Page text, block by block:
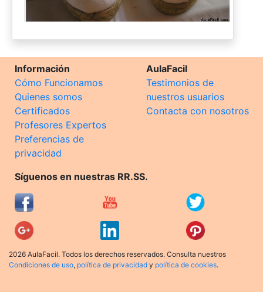
Información
Cómo Funcionamos
Quienes somos
Certificados
Profesores Expertos
Preferencias de
privacidad
AulaFacil
Testimonios de
nuestros usuarios
Contacta con nosotros
Síguenos en nuestras RR.SS.
2026 AulaFacil. Todos los derechos reservados. Consulta nuestros
Condiciones de uso, política de privacidad y política de cookies.